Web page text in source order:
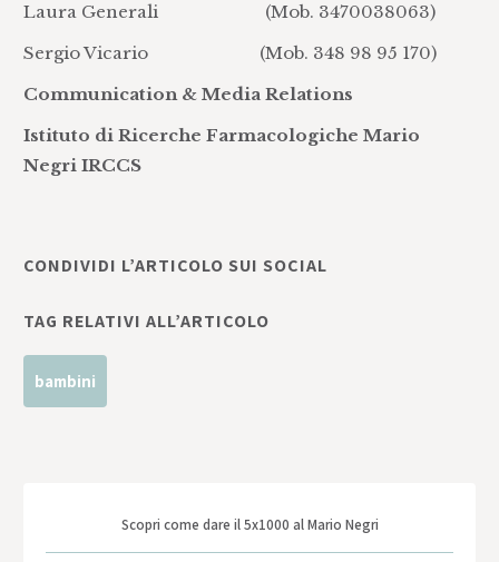
Laura Generali (Mob. 3470038063)
Sergio Vicario (Mob. 348 98 95 170)
Communication & Media Relations
Istituto di Ricerche Farmacologiche Mario
Negri IRCCS
CONDIVIDI L’ARTICOLO SUI SOCIAL
TAG RELATIVI ALL’ARTICOLO
bambini
Scopri come dare il 5x1000 al Mario Negri